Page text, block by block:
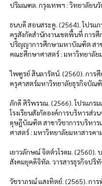
ปริมณฑล. กรุงเทพฯ : วิทยาลัยน
ธนบดี สอนสระคู. (2564). โปรแก
ครูสังกัดสำนักงานเขตพื้นที่ การ
ปริญญาการศึกษามหาบัณฑิต สา
คณะศึกษาศาสตร์ : มหาวิทยาลัย
ไพฑูรย์ สินลารัตน์. (2560). การ
ครุศาสตร์มหาวิทยาลัยธุรกิจบัณ
ภักดี ศิริพรรณ. (2566). โปรแกรม
โรงเรียนสังกัดองค์การบริหารส่
ดุษฎีบัณฑิต สาขาวิชาการบริหา
ศาสตร์ : มหาวิทยาลัยมหาสารคา
เยาวลักษณ์ จิตต์วโรดม.
สังคมยุคดิจิทัล. วารสารธุรกิจปริ
วัชราภรณ์ แสงทิตย์. (2565). กา